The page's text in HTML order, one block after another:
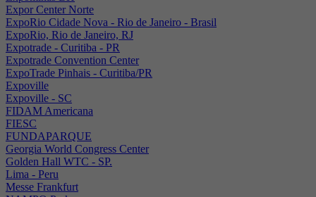
Expor Center Norte
ExpoRio Cidade Nova - Rio de Janeiro - Brasil
ExpoRio, Rio de Janeiro, RJ
Expotrade - Curitiba - PR
Expotrade Convention Center
ExpoTrade Pinhais - Curitiba/PR
Expoville
Expoville - SC
FIDAM Americana
FIESC
FUNDAPARQUE
Georgia World Congress Center
Golden Hall WTC - SP.
Lima - Peru
Messe Frankfurt